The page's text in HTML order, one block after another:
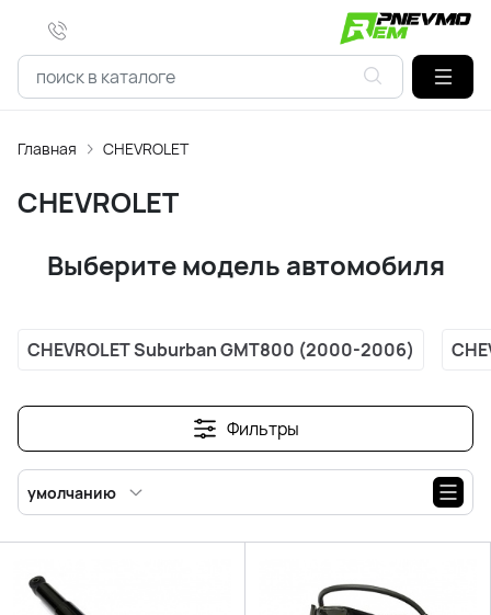
Главная CHEVROLET
CHEVROLET
Выберите модель автомобиля
CHEVROLET Suburban GMT800 (2000-2006)
Фильтры
умолчанию